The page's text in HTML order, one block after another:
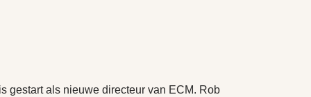
gestart als nieuwe directeur van ECM. Rob